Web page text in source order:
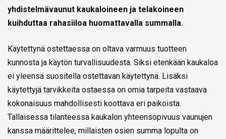
yhdistelmävaunut kaukaloineen ja telakoineen
kuihduttaa rahasiiloa huomattavalla summalla.
Käytettynä ostettaessa on oltava varmuus tuotteen
kunnosta ja käytön turvallisuudesta. Siksi etenkään kaukaloa
ei yleensä suositella ostettavan käytettynä. Lisäksi
käytettyjä tarvikkeita ostaessa on omia tarpeita vastaava
kokonaisuus mahdollisesti koottava eri paikoista.
Tällaisessa tilanteessa kaukalon yhteensopivuus vaunujen
kanssa määrittelee, millaisten osien summa lopulta on